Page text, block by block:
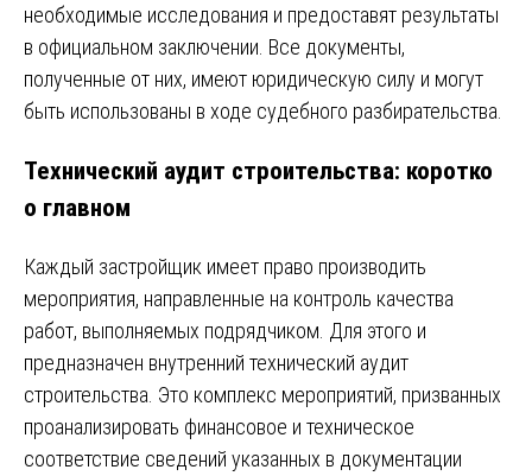
необходимые исследования и предоставят результаты
в официальном заключении. Все документы,
полученные от них, имеют юридическую силу и могут
быть использованы в ходе судебного разбирательства.
Технический аудит строительства: коротко
о главном
Каждый застройщик имеет право производить
мероприятия, направленные на контроль качества
работ, выполняемых подрядчиком. Для этого и
предназначен внутренний технический аудит
строительства. Это комплекс мероприятий, призванных
проанализировать финансовое и техническое
соответствие сведений указанных в документации